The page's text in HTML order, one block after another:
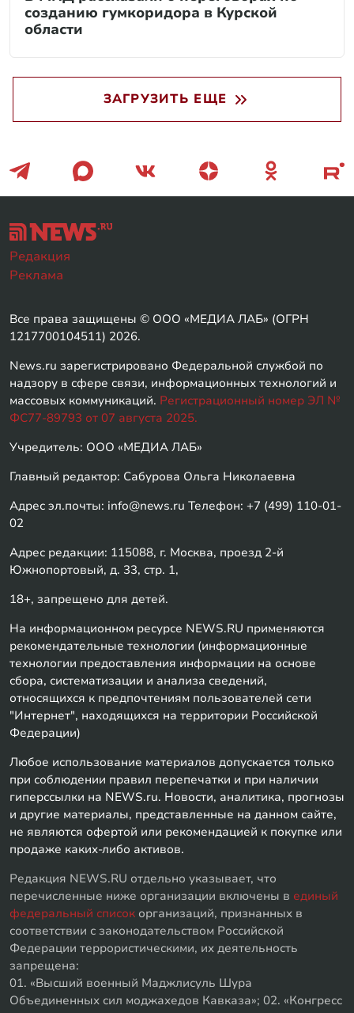
созданию гумкоридора в Курской
области
ЗАГРУЗИТЬ ЕЩЕ
Редакция
Реклама
Все права защищены © ООО «МЕДИА ЛАБ» (ОГРН
1217700104511) 2026.
News.ru зарегистрировано Федеральной службой по
надзору в сфере связи, информационных технологий и
массовых коммуникаций. Регистрационный номер ЭЛ №
ФС77-89793 от 07 августа 2025.
Учредитель: ООО «МЕДИА ЛАБ»
Главный редактор: Сабурова Ольга Николаевна
Адрес эл.почты: info@news.ru Телефон: +7 (499) 110-01-
02
Адрес редакции: 115088, г. Москва, проезд 2-й
Южнопортовый, д. 33, стр. 1,
18+, запрещено для детей.
На информационном ресурсе NEWS.RU применяются
рекомендательные технологии (информационные
технологии предоставления информации на основе
сбора, систематизации и анализа сведений,
относящихся к предпочтениям пользователей сети
"Интернет", находящихся на территории Российской
Федерации)
Любое использование материалов допускается только
при соблюдении правил перепечатки и при наличии
гиперссылки на NEWS.ru. Новости, аналитика, прогнозы
и другие материалы, представленные на данном сайте,
не являются офертой или рекомендацией к покупке или
продаже каких-либо активов.
Редакция NEWS.RU отдельно указывает, что
перечисленные ниже организации включены в единый
федеральный список организаций, признанных в
соответствии с законодательством Российской
Федерации террористическими, их деятельность
запрещена:
01. «Высший военный Маджлисуль Шура
Объединенных сил моджахедов Кавказа»; 02. «Конгресс